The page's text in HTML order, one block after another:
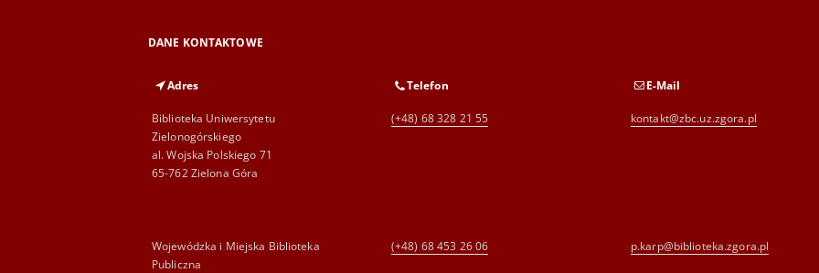
DANE KONTAKTOWE
Adres
Biblioteka Uniwersytetu
Zielonogórskiego
al. Wojska Polskiego 71
65-762 Zielona Góra
Telefon
(+48) 68 328 21 55
E-Mail
kontakt@zbc.uz.zgora.pl
Wojewódzka i Miejska Biblioteka
Publiczna
(+48) 68 453 26 06 p.karp@biblioteka.zgora.pl